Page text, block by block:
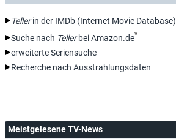
Tellerin der IMDb (Internet Movie Database)
Suche nach Tellerbei Amazon.de*
erweiterte Seriensuche
Recherche nach Ausstrahlungsdaten
Meistgelesene TV-News